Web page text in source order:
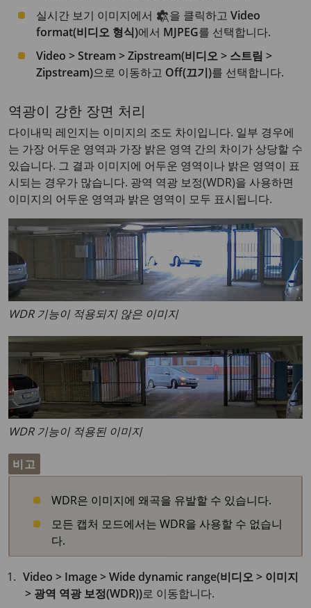
실시간 보기 이미지에서
을 클릭하고 Video
format(비디오 형식)에서 MJPEG를 선택합니다.
Video > Stream > Zipstream(비디오 > 스트림 >
Zipstream)으로 이동하고 Off(끄기)를 선택합니다.
역광이 강한 장면 처리
다이내믹 레인지는 이미지의 조도 차이입니다. 일부 경우에
는 가장 어두운 영역과 가장 밝은 영역 간의 차이가 상당할 수
있습니다. 그 결과 이미지에 어두운 영역이나 밝은 영역이 표
시되는 경우가 많습니다. 광역 역광 보정(WDR)을 사용하면
이미지의 어두운 영역과 밝은 영역이 모두 표시됩니다.
WDR 기능이 적용되지 않은 이미지
WDR 기능이 적용된 이미지
비고
WDR은 이미지에 왜곡을 유발할 수 있습니다.
모든 캡처 모드에서는 WDR을 사용할 수 없습니
다.
Video > Image > Wide dynamic range(비디오 > 이미지
> 광역 역광 보정(WDR))로 이동합니다.